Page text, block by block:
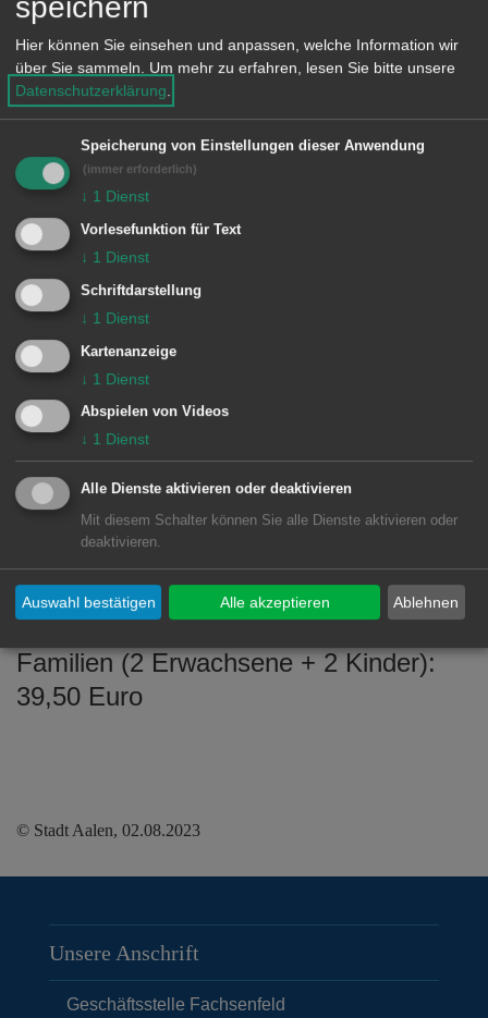
Vereinigung Aalen, Führung durch
unsere Ausstellung, Vorträge und
natürlich eine gemeinsame Jagd nach
Sternschnuppen geboten.
Info:
Die Veranstaltung findet nur bei
niederschlagsfreiem Wetter statt. Sollte
die Veranstaltung abgesagt werden,
wird der Ticketpreis zurückerstattet.
Die Tickets können in der Tourist-Info
und auf Schloss Fachsenfeld gekauft
werden.
Die Eintrittspreise betragen:
Einzelticket: 19,50 Euro,
Ermäßigter Preis (6 bis 16 Jahre): 5
Euro,
Familien (2 Erwachsene + 2 Kinder):
39,50 Euro
© Stadt Aalen, 02.08.2023
Unsere Anschrift
Geschäftsstelle Fachsenfeld
Hier können Sie einsehen und anpassen, welche Information wir
über Sie sammeln. Um mehr zu erfahren, lesen Sie bitte unsere
Datenschutzerklärung.
Speicherung von Einstellungen dieser Anwendung
(immer erforderlich)
↓ 1 Dienst
Vorlesefunktion für Text
↓ 1 Dienst
Schriftdarstellung
↓ 1 Dienst
Kartenanzeige
↓ 1 Dienst
Abspielen von Videos
↓ 1 Dienst
Alle Dienste aktivieren oder deaktivieren
Mit diesem Schalter können Sie alle Dienste aktivieren oder
deaktivieren.
Ablehnen
Auswahl bestätigen Alle akzeptieren